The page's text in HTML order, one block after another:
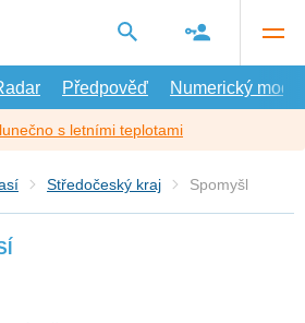
Předpověď Numerický model
s letními teplotami
Středočeský kraj Spomyšl